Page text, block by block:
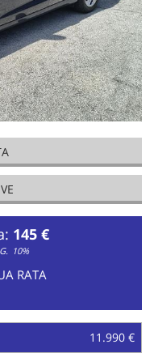
145 €
10%
RATA
11.990 €